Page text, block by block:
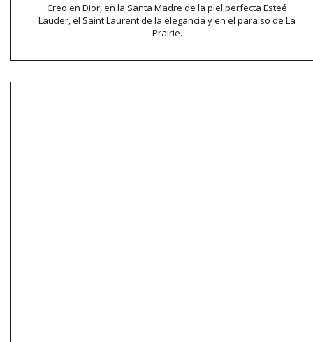
Creo en Dior, en la Santa Madre de la piel perfecta Esteé
Lauder, el Saint Laurent de la elegancia y en el paraíso de La
Prairie.